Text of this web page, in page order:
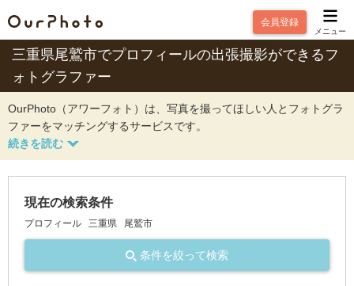
会員登録
メニュー
三重県尾鷲市でプロフィールの出張撮影ができるフ
ォトグラファー
OurPhoto（アワーフォト）は、写真を撮ってほしい人とフォトグラ
ファーをマッチングするサービスです。
現在の検索条件
プロフィール 三重県 尾鷲市
条件を絞って検索